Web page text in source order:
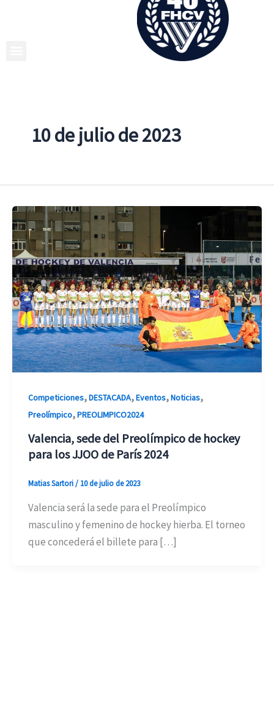
10 de julio de 2023
Competiciones,DESTACADA,Eventos,Noticias,
Preolímpico,PREOLIMPICO2024
Valencia, sede del Preolímpico de hockey
para los JJOO de París 2024
Matias Sartori/ 10 de julio de 2023
Valencia será la sede para el Preolímpico
masculino y femenino de hockey hierba. El torneo
que concederá el billete para […]